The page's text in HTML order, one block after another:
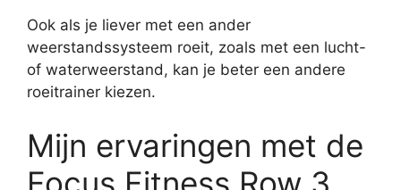
Ook als je liever met een ander
weerstandssysteem roeit, zoals met een lucht-
of waterweerstand, kan je beter een andere
roeitrainer kiezen.
Mijn ervaringen met de